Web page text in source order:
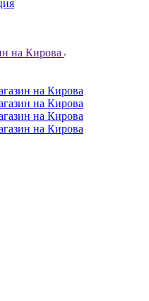
на Кирова
на Кирова
на Кирова
на Кирова
на Кирова